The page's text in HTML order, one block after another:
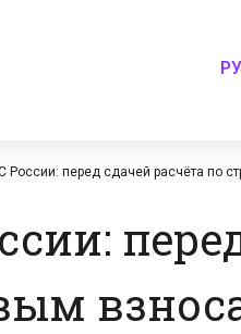
России: перед сдачей расчёта по